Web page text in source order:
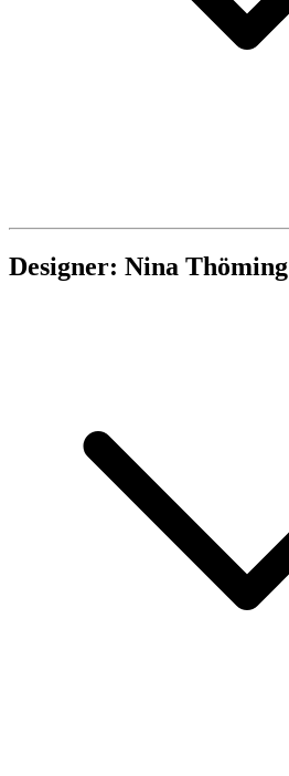
Designer: Nina Thöming